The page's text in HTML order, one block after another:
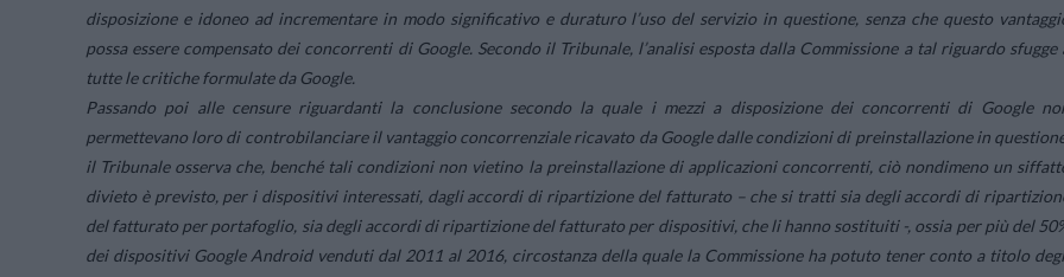
disposizione e idoneo ad incrementare in modo significativo e duraturo l’uso del servizio in questione, senza che questo
possa essere compensato dei concorrenti di Google. Secondo il Tribunale, l’analisi esposta dalla Commissione a tal riguardo sfugge
tutte le critiche formulate da Google.
Passando poi alle censure riguardanti la conclusione secondo la quale i mezzi a disposizione dei concorrenti di Google
permettevano loro di controbilanciare il vantaggio concorrenziale ricavato da Google dalle condizioni di preinstallazione in
il Tribunale osserva che, benché tali condizioni non vietino la preinstallazione di applicazioni concorrenti, ciò nondimeno un
divieto è previsto, per i dispositivi interessati, dagli accordi di ripartizione del fatturato – che si tratti sia degli accordi di
del fatturato per portafoglio, sia degli accordi di ripartizione del fatturato per dispositivi, che li hanno sostituiti -, ossia per più del
dei dispositivi Google Android venduti dal 2011 al 2016, circostanza della quale la Commissione ha potuto tener conto a titolo